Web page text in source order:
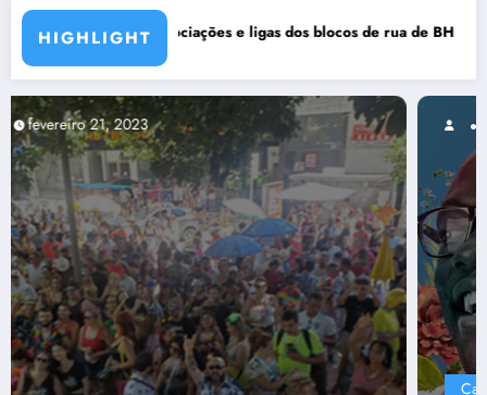
HIGHLIGHT
de rua de BH se manifestam em nota de repúdioRocknights lança a primeira
Capa
“Tendências para Docência no Ensino
março 5, 2021